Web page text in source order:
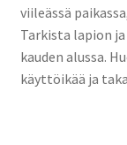
viileässä
Tarkista lapion
kauden alussa.
käyttöikää ja